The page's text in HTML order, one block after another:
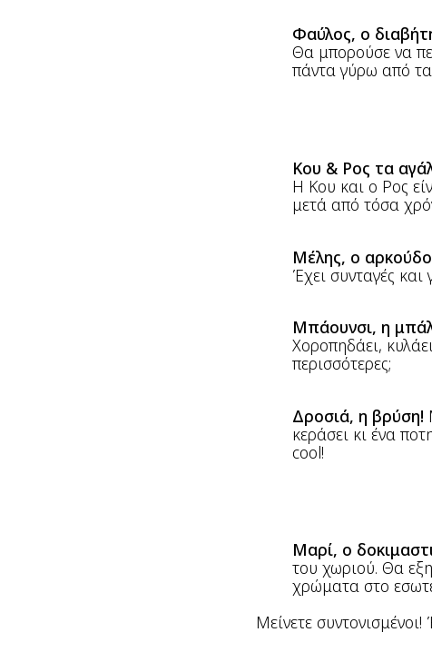
Φαύλος, ο
Θα μπορούσε να
πάντα γύρω από
Κου & Ρος τα
Η Κου και ο Ρος
μετά από τόσα
Μέλης, ο
Έχει συνταγές
Μπάουνσι, η
Χοροπηδάει,
περισσότερες;
Δροσιά, η βρύση!
κεράσει κι ένα
cool!
Μαρί, ο
του χωριού. Θα
χρώματα στο
Μείνετε